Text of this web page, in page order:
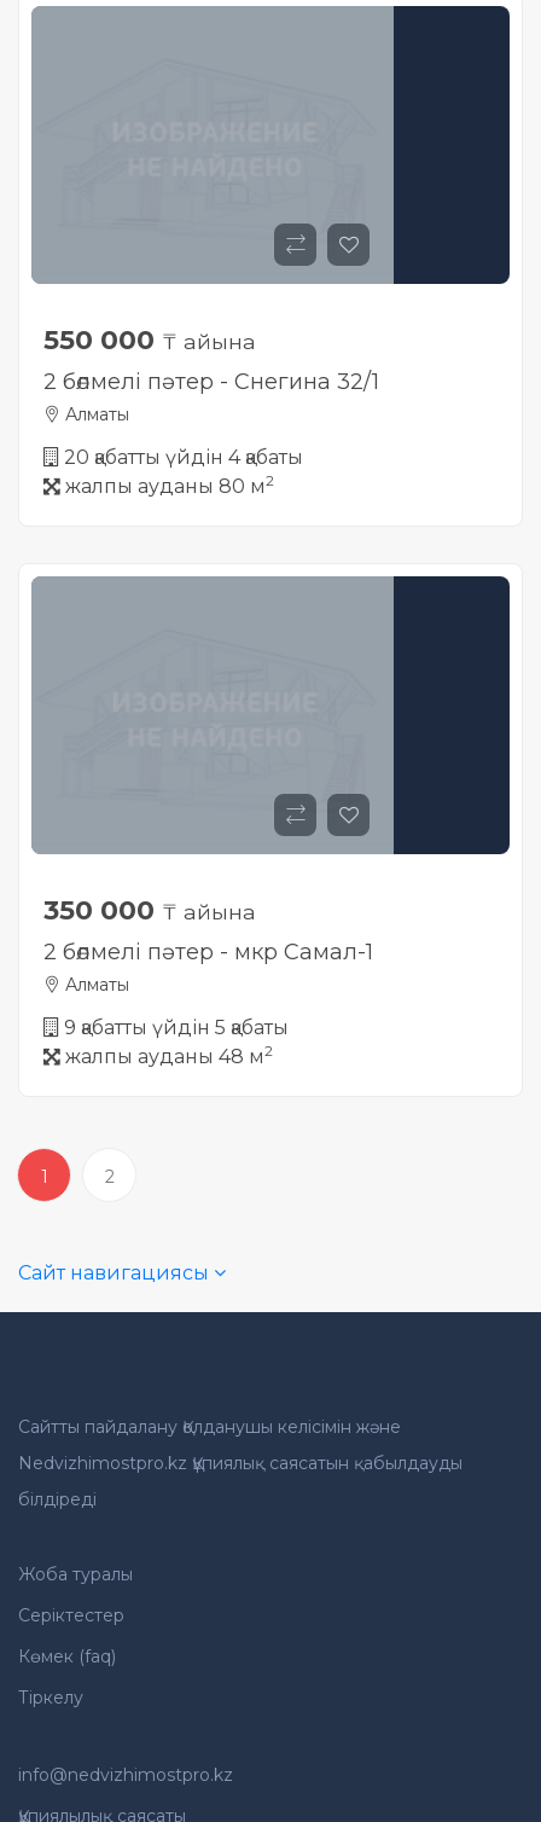
550 000 ₸ айына
2 бөлмелі пәтер - Снегина 32/1
Алматы
20 қабатты үйдін 4 қабаты
жалпы ауданы 80 м2
350 000 ₸ айына
2 бөлмелі пәтер - мкр Самал-1
Алматы
9 қабатты үйдін 5 қабаты
жалпы ауданы 48 м2
1 2
Сайт навигациясы
Сайтты пайдалану Қолданушы келісімін және
Nedvizhimostpro.kz Құпиялық саясатын қабылдауды
білдіреді
Жоба туралы
Серіктестер
Көмек (faq)
Тіркелу
info@nedvizhimostpro.kz
Құпиялылық саясаты